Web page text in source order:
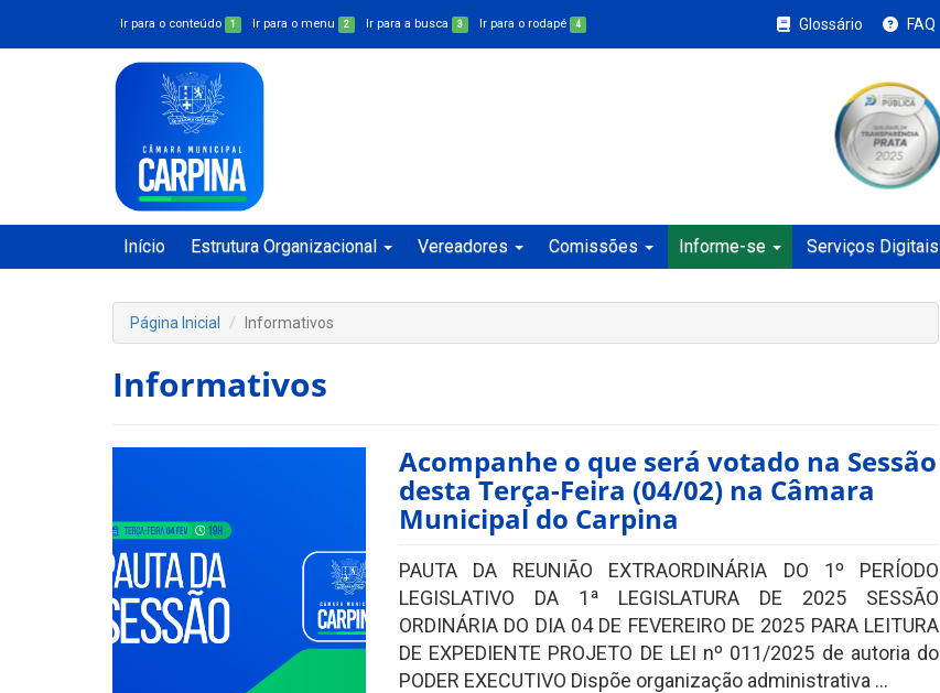
Ir para o conteúdo 1 Ir para o menu 2 Ir para a busca 3 Ir para o rodapé 4 Glossário FAQ
Início Estrutura Organizacional Vereadores Comissões Informe-se Serviços Digitais
Página Inicial Informativos
Informativos
Acompanhe o que será votado na Sessão
desta Terça-Feira (04/02) na Câmara
Municipal do Carpina
PAUTA DA REUNIÃO EXTRAORDINÁRIA DO 1º PERÍODO
LEGISLATIVO DA 1ª LEGISLATURA DE 2025 SESSÃO
ORDINÁRIA DO DIA 04 DE FEVEREIRO DE 2025 PARA LEITURA
DE EXPEDIENTE PROJETO DE LEI nº 011/2025 de autoria do
PODER EXECUTIVO Dispõe organização administrativa ...